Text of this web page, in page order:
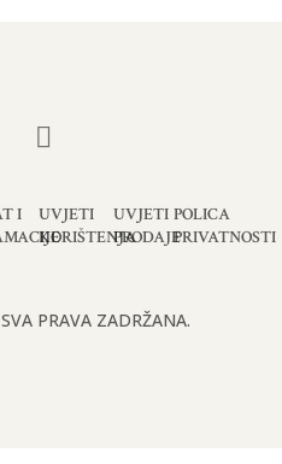
I
UVJETI
KORIŠTENJA
UVJETI
PRODAJE
POLICA
PRIVATNOSTI
PRAVA ZADRŽANA.